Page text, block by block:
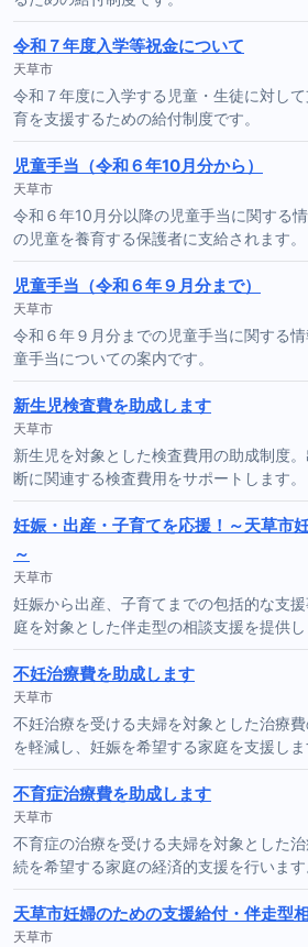
令和７年度入学等祝金について
天草市
令和７年度に入学する児童・生徒に対し
育を支援するための給付制度です。
児童手当（令和６年10月分から）
天草市
令和６年10月分以降の児童手当に関する
の児童を養育する保護者に支給されます。
児童手当（令和６年９月分まで）
天草市
令和６年９月分までの児童手当に関する
童手当についての案内です。
新生児検査費を助成します
天草市
新生児を対象とした検査費用の助成制度
断に関連する検査費用をサポートします。
妊娠・出産・子育てを応援！～天草市
～
天草市
妊娠から出産、子育てまでの包括的な支
庭を対象とした伴走型の相談支援を提供し
不妊治療費を助成します
天草市
不妊治療を受ける夫婦を対象とした治療
を軽減し、妊娠を希望する家庭を支援しま
不育症治療費を助成します
天草市
不育症の治療を受ける夫婦を対象とした
続を希望する家庭の経済的支援を行います
天草市妊婦のための支援給付・伴走型
天草市